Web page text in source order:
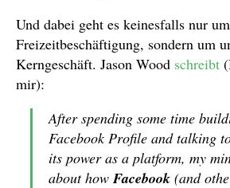
Und dabei geht es keinesfalls nur
Freizeitbeschäftigung, sondern um
Kerngeschäft. Jason Wood schreibt
mir):
After spending some time
Facebook Profile and talking
its power as a platform, my
about how Facebook (and